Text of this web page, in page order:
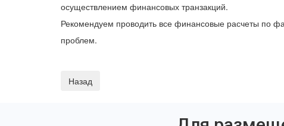
осуществлением финансовых транзакций.
Рекомендуем проводить все финансовые расчеты по
проблем.